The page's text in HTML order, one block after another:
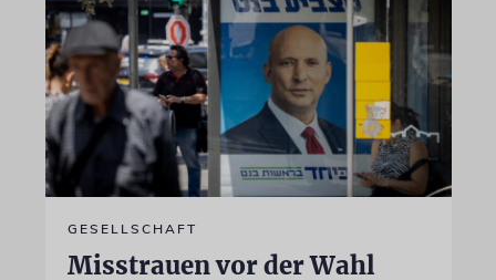
GESELLSCHAFT
Misstrauen vor der Wahl